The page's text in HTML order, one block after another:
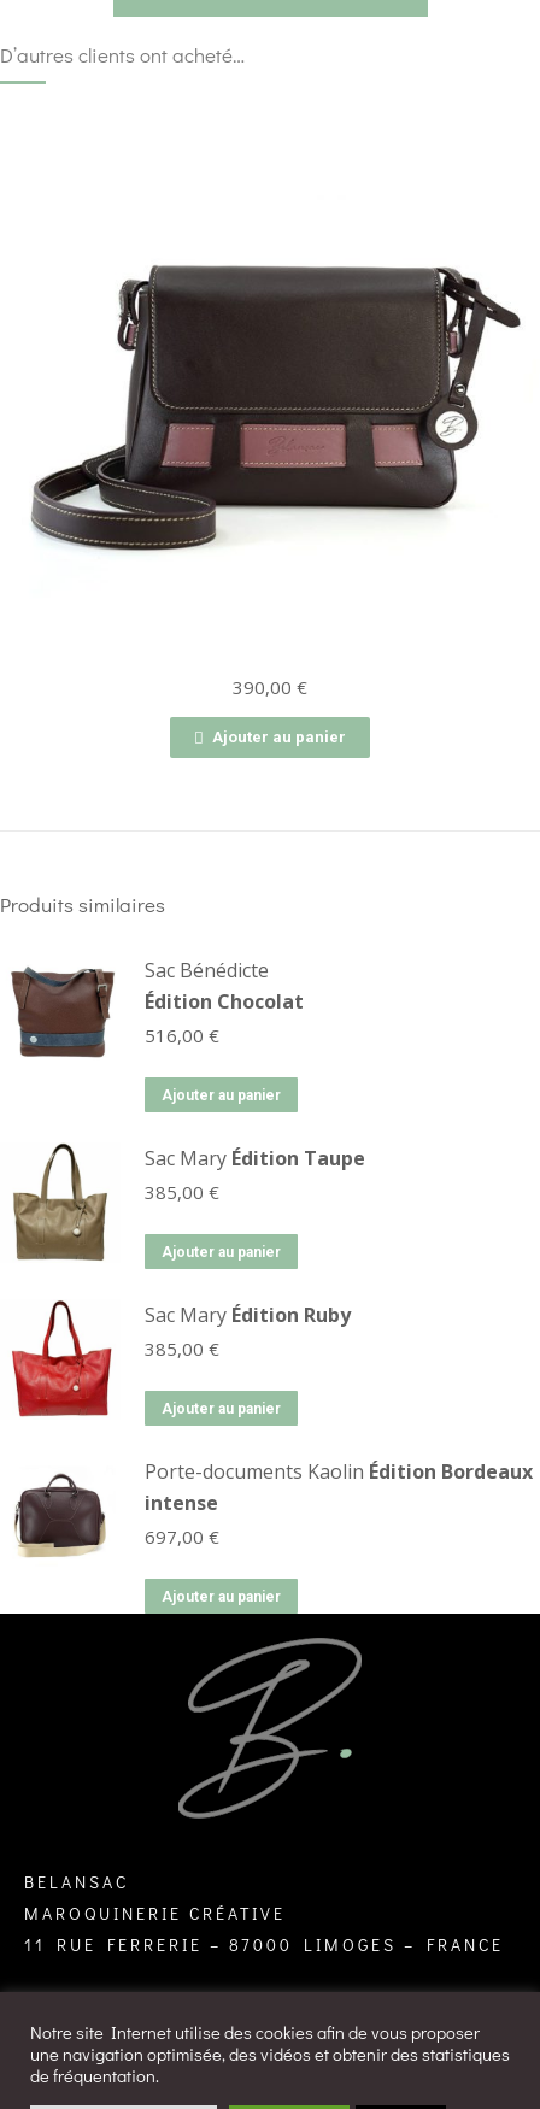
D’autres clients ont acheté…
390,00 €
Ajouter au panier
Produits similaires
Sac Bénédicte
Édition Chocolat
516,00 €
Ajouter au panier
Sac Mary Édition Taupe
385,00 €
Ajouter au panier
Sac Mary Édition Ruby
385,00 €
Ajouter au panier
Porte-documents Kaolin Édition Bordeaux
intense
697,00 €
Ajouter au panier
BELANSAC
MAROQUINERIE CRÉATIVE
11 RUE FERRERIE – 87000 LIMOGES – FRANCE
Notre site Internet utilise des cookies afin de vous proposer
une navigation optimisée, des vidéos et obtenir des statistiques
de fréquentation.